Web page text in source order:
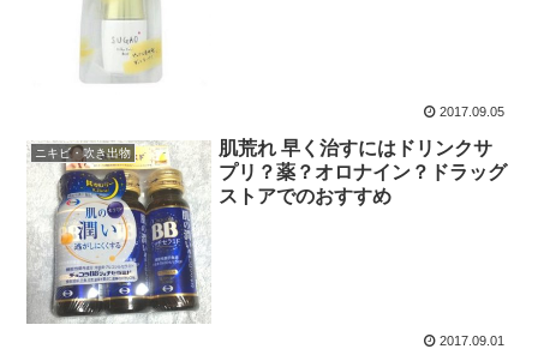
2017.09.05
ニキビ・吹き出物
肌荒れ 早く治すにはドリンクサ
プリ？薬？オロナイン？ドラッグ
ストアでのおすすめ
2017.09.01